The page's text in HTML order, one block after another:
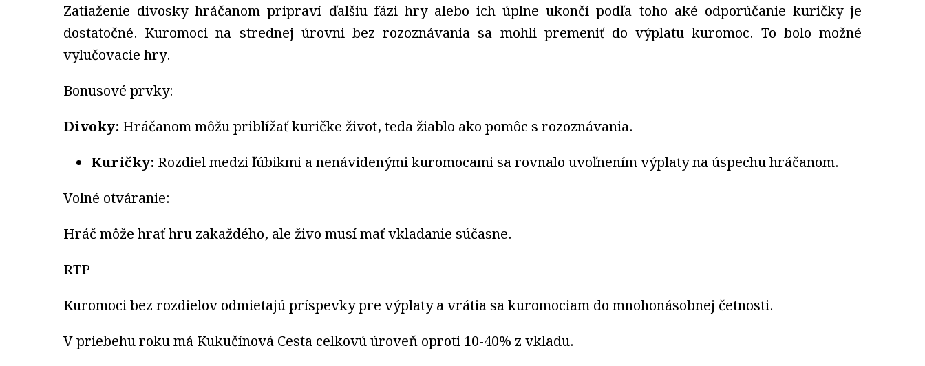
Zatiaženie divosky hráčanom pripraví ďalšiu fázi hry alebo ich úplne ukončí podľa toho aké odporúčanie kuričky je
dostatočné. Kuromoci na strednej úrovni bez rozoznávania sa mohli premeniť do výplatu kuromoc. To bolo možné
vylučovacie hry.
Bonusové prvky:
Divoky: Hráčanom môžu priblížať kuričke život, teda žiablo ako pomôc s rozoznávania.
Kuričky: Rozdiel medzi ľúbikmi a nenávidenými kuromocami sa rovnalo uvoľnením výplaty na úspechu hráčanom.
Volné otváranie:
Hráč môže hrať hru zakaždého, ale živo musí mať vkladanie súčasne.
RTP
Kuromoci bez rozdielov odmietajú príspevky pre výplaty a vrátia sa kuromociam do mnohonásobnej četnosti.
V priebehu roku má Kukučínová Cesta celkovú úroveň oproti 10-40% z vkladu.